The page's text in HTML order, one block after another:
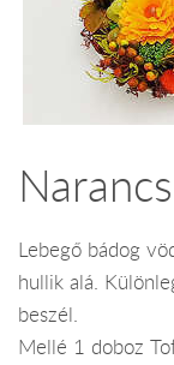
Lebegő bádog
hullik alá.
beszél.
Mellé 1 doboz